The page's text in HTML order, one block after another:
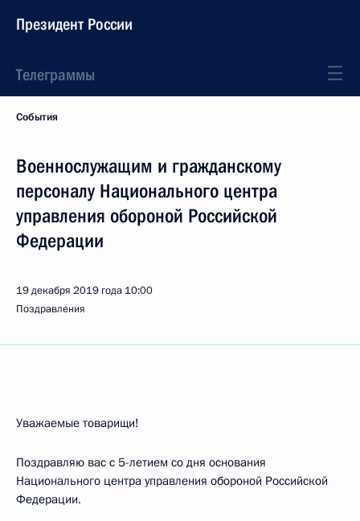
Президент России
Телеграммы
События
Военнослужащим и гражданскому
персоналу Национального центра
управления обороной Российской
Федерации
19 декабря 2019 года 10:00
Поздравления
Уважаемые товарищи!
Поздравляю вас с 5-летием со дня основания
Национального центра управления обороной Российской
Федерации.